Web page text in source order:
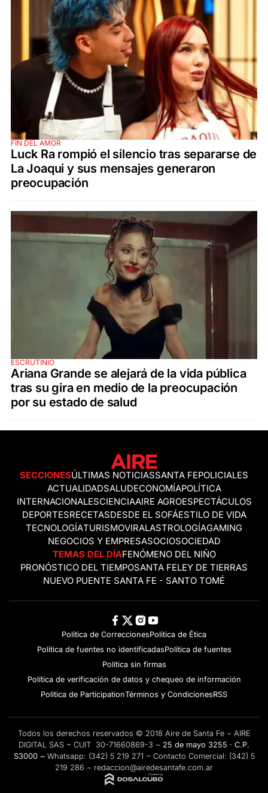
FIN DEL AMOR
Luck Ra rompió el silencio tras separarse de
La Joaqui y sus mensajes generaron
preocupación
ESCRUTINIO
Ariana Grande se alejará de la vida pública
tras su gira en medio de la preocupación
por su estado de salud
SECCIONESÚLTIMAS NOTICIASSANTA FEPOLICIALES
ACTUALIDADSALUDECONOMÍAPOLÍTICA
INTERNACIONALESCIENCIAAIRE AGROESPECTÁCULOS
DEPORTESRECETASDESDE EL SOFÁESTILO DE VIDA
TECNOLOGÍATURISMOVIRALASTROLOGÍAGAMING
NEGOCIOS Y EMPRESASOCIOSOCIEDAD
TEMAS DEL DÍAFENÓMENO DEL NIÑO
PRONÓSTICO DEL TIEMPOSANTA FELEY DE TIERRAS
NUEVO PUENTE SANTA FE - SANTO TOMÉ
Política de CorreccionesPolitica de Ética
Política de fuentes no identificadasPolítica de fuentes
Política sin firmas
Política de verificación de datos y chequeo de información
Politica de ParticipationTérminos y CondicionesRSS
Todos los derechos reservados © 2018 Aire de Santa Fe ~ AIRE
DIGITAL SAS ~ CUIT 30-71660869-3 ~ 25 de mayo 3255 · C.P.
S3000 ~ Whatsapp: (342) 5 219 271 ~ Contacto Comercial: (342) 5
219 286 ~ redaccion@airedesantafe.com.ar